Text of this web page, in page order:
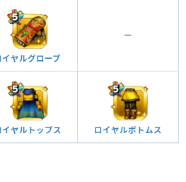
イヤルグローブ
ー
イヤルトップス ロイヤルボトムス